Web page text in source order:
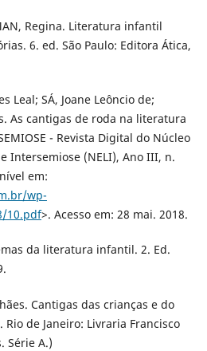
Regina. Literatura infantil
6. ed. São Paulo: Editora Ática,
Leal; SÁ, Joane Leôncio de;
As cantigas de roda na literatura
- Revista Digital do Núcleo
Intersemiose (NELI), Ano III, n.
em:
wp-
10.pdf>. Acesso em: 28 mai. 2018.
da literatura infantil. 2. Ed.
Cantigas das crianças e do
de Janeiro: Livraria Francisco
Série A.)